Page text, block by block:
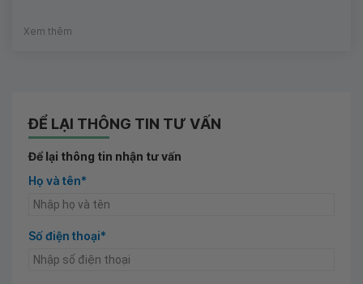
Xem thêm
ĐỂ LẠI THÔNG TIN TƯ VẤN
Để lại thông tin nhận tư vấn
Họ và tên*
Số điện thoại*